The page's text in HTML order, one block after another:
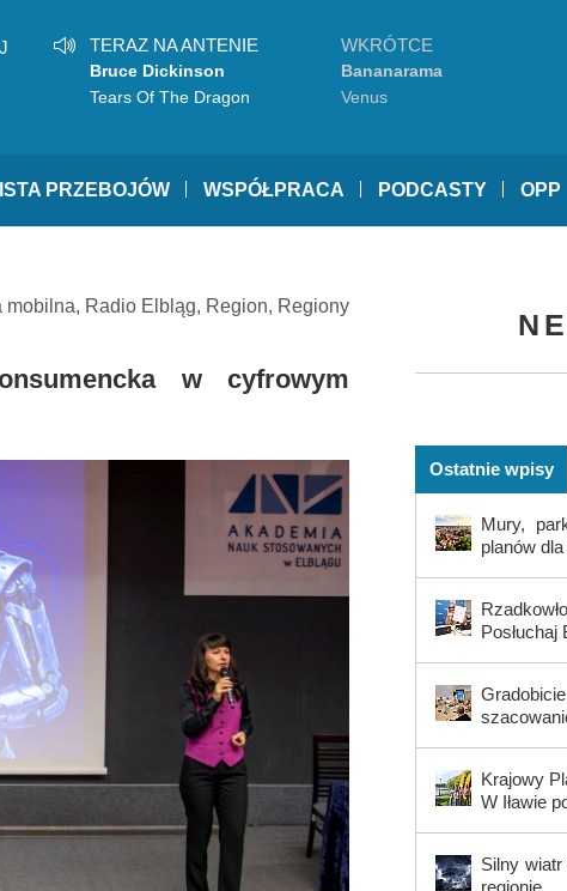
TERAZ NA ANTENIE
Bruce Dickinson
Tears Of The Dragon
WKRÓTCE
Bananarama
Venus
PRZEBOJÓW WSPÓŁPRACA PODCASTY OPP
mobilna, Radio Elbląg, Region, Regiony
w cyfrowym
Ostatnie wpisy
Mury,
planów
Posłuchaj
Krajowy
W Iławie
Silny
regionie